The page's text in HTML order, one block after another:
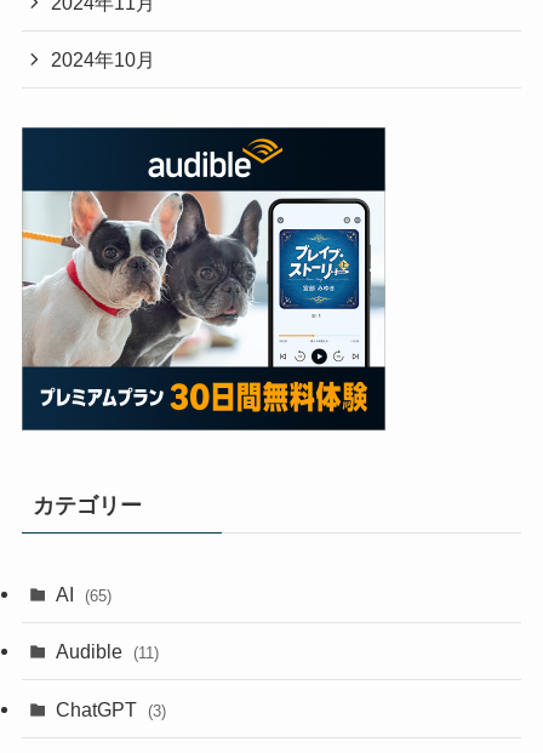
2024年10月
カテゴリー
AI (65)
Audible (11)
ChatGPT (3)